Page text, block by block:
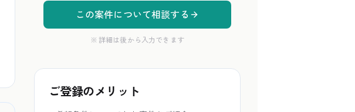
この案件について相談する
※ 詳細は後から入力できます
ご登録のメリット